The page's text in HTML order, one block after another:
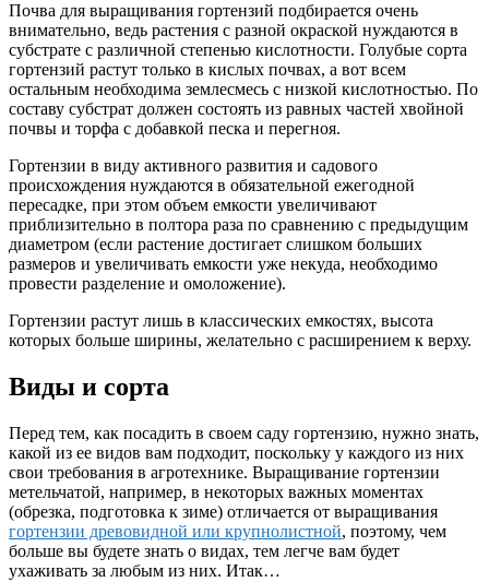
Почва для выращивания гортензий подбирается очень
внимательно, ведь растения с разной окраской нуждаются в
субстрате с различной степенью кислотности. Голубые сорта
гортензий растут только в кислых почвах, а вот всем
остальным необходима землесмесь с низкой кислотностью. По
составу субстрат должен состоять из равных частей хвойной
почвы и торфа с добавкой песка и перегноя.
Гортензии в виду активного развития и садового
происхождения нуждаются в обязательной ежегодной
пересадке, при этом объем емкости увеличивают
приблизительно в полтора раза по сравнению с предыдущим
диаметром (если растение достигает слишком больших
размеров и увеличивать емкости уже некуда, необходимо
провести разделение и омоложение).
Гортензии растут лишь в классических емкостях, высота
которых больше ширины, желательно с расширением к верху.
Виды и сорта
Перед тем, как посадить в своем саду гортензию, нужно знать,
какой из ее видов вам подходит, поскольку у каждого из них
свои требования в агротехнике. Выращивание гортензии
метельчатой, например, в некоторых важных моментах
(обрезка, подготовка к зиме) отличается от выращивания
гортензии древовидной или крупнолистной, поэтому, чем
больше вы будете знать о видах, тем легче вам будет
ухаживать за любым из них. Итак…